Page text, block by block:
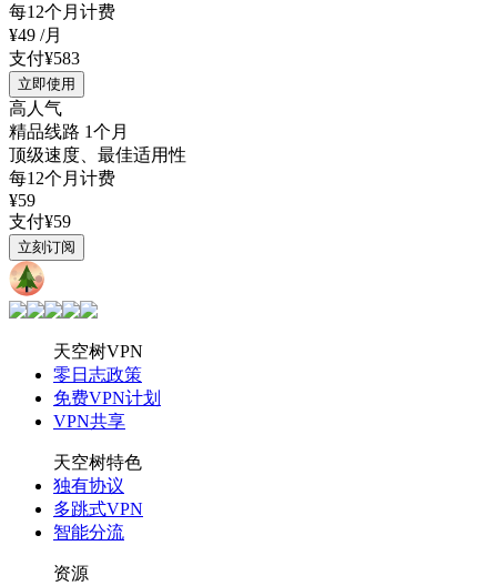
每12个月计费
¥49 /月
支付¥583
立即使用
高人气
精品线路 1个月
顶级速度、最佳适用性
每12个月计费
¥59
支付¥59
立刻订阅
天空树
天空树VPN
零日志政策
免费VPN计划
VPN共享
天空树特色
独有协议
多跳式VPN
智能分流
资源